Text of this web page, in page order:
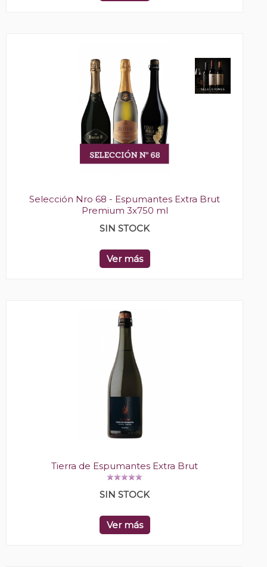
Selección Nro 68 - Espumantes Extra Brut
Premium 3x750 ml
SIN STOCK
Ver más
Tierra de Espumantes Extra Brut
SIN STOCK
Ver más